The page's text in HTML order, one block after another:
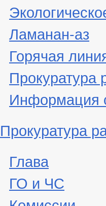
Ламанан-аз
Горячая
Прокуратура
Информация
Прокуратура
Глава
ГО и ЧС